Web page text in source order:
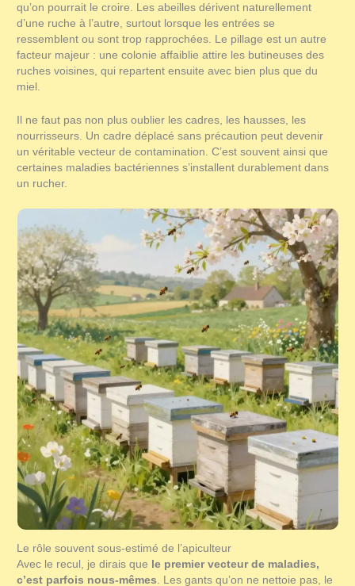
qu’on pourrait le croire. Les abeilles dérivent naturellement
d’une ruche à l’autre, surtout lorsque les entrées se
ressemblent ou sont trop rapprochées. Le pillage est un autre
facteur majeur : une colonie affaiblie attire les butineuses des
ruches voisines, qui repartent ensuite avec bien plus que du
miel.
Il ne faut pas non plus oublier les cadres, les hausses, les
nourrisseurs. Un cadre déplacé sans précaution peut devenir
un véritable vecteur de contamination. C’est souvent ainsi que
certaines maladies bactériennes s’installent durablement dans
un rucher.
Le rôle souvent sous-estimé de l’apiculteur
Avec le recul, je dirais que le premier vecteur de maladies,
c’est parfois nous-mêmes. Les gants qu’on ne nettoie pas, le